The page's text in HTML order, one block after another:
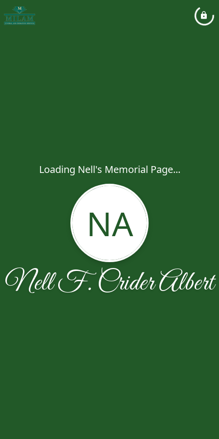
Loading Nell's Memorial Page...
NA
Nell F. Crider Albert